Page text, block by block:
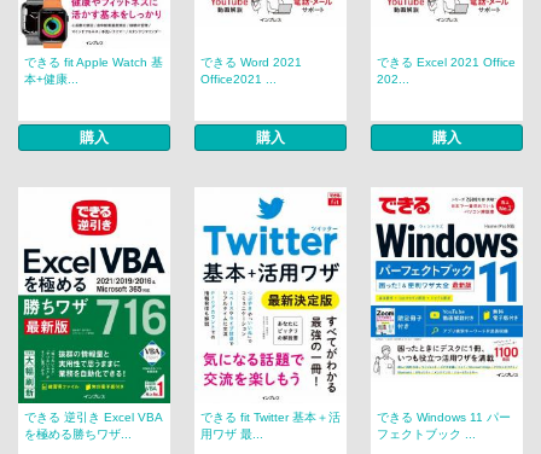
できる fit Apple Watch 基
本+健康...
購入
できる Word 2021
Office2021 ...
購入
できる Excel 2021 Office
202...
購入
できる 逆引き Excel VBA
を極める勝ちワザ...
できる fit Twitter 基本＋活
用ワザ 最...
できる Windows 11 パー
フェクトブック ...